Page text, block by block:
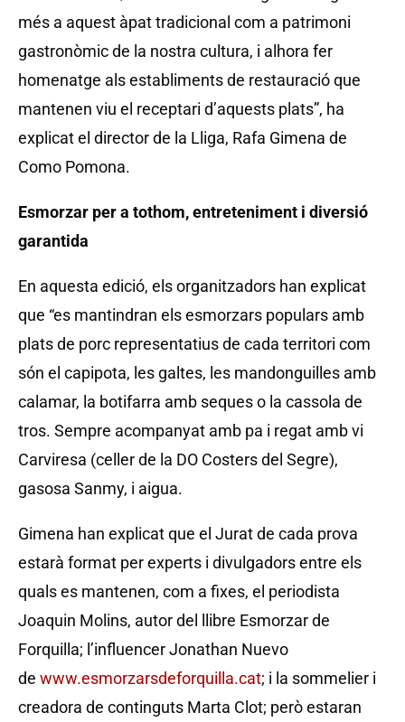
més a aquest àpat tradicional com a patrimoni
gastronòmic de la nostra cultura, i alhora fer
homenatge als establiments de restauració que
mantenen viu el receptari d’aquests plats”, ha
explicat el director de la Lliga, Rafa Gimena de
Como Pomona.
Esmorzar per a tothom, entreteniment i diversió
garantida
En aquesta edició, els organitzadors han explicat
que “es mantindran els esmorzars populars amb
plats de porc representatius de cada territori com
són el capipota, les galtes, les mandonguilles amb
calamar, la botifarra amb seques o la cassola de
tros. Sempre acompanyat amb pa i regat amb vi
Carviresa (celler de la DO Costers del Segre),
gasosa Sanmy, i aigua.
Gimena han explicat que el Jurat de cada prova
estarà format per experts i divulgadors entre els
quals es mantenen, com a fixes, el periodista
Joaquin Molins, autor del llibre Esmorzar de
Forquilla; l’influencer Jonathan Nuevo
de www.esmorzarsdeforquilla.cat; i la sommelier i
creadora de continguts Marta Clot; però estaran